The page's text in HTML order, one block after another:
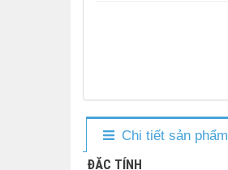
Chi tiết sản phẩm
ĐẶC TÍNH